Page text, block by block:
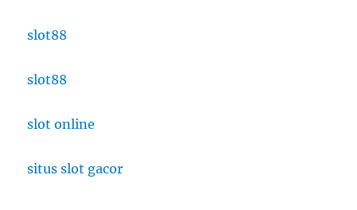
slot88
slot88
slot online
situs slot gacor